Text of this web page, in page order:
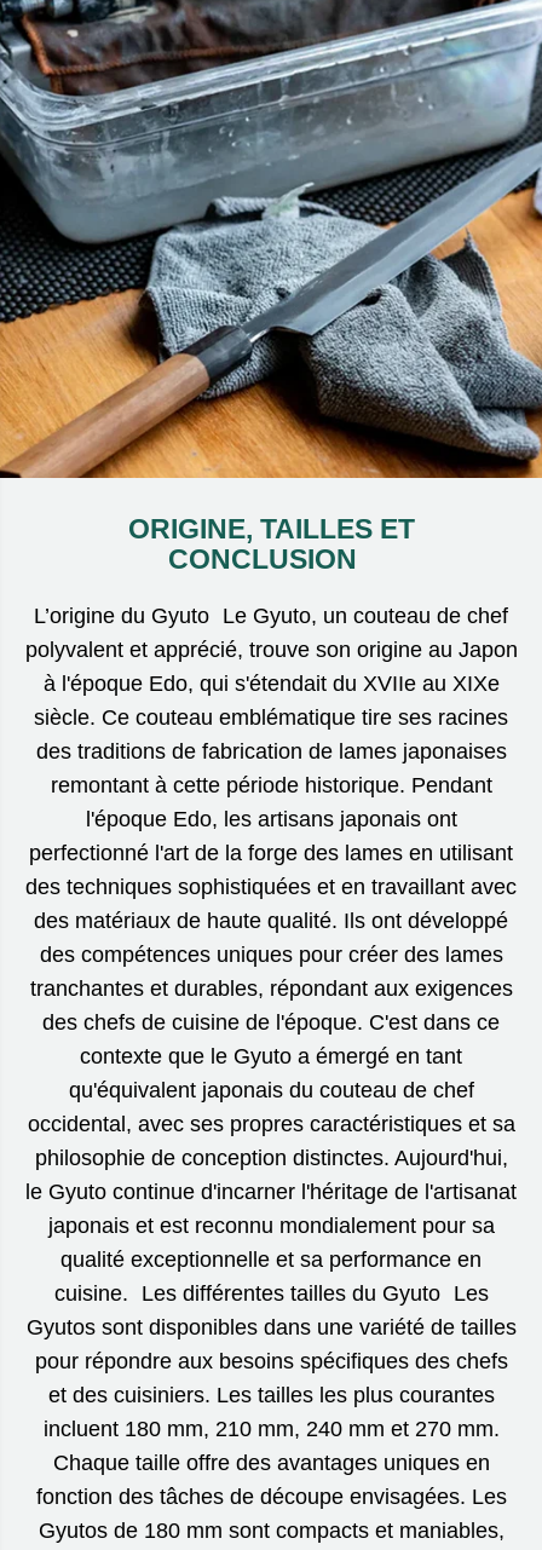
ORIGINE, TAILLES ET
CONCLUSION
L’origine du Gyuto Le Gyuto, un couteau de chef
polyvalent et apprécié, trouve son origine au Japon
à l'époque Edo, qui s'étendait du XVIIe au XIXe
siècle. Ce couteau emblématique tire ses racines
des traditions de fabrication de lames japonaises
remontant à cette période historique. Pendant
l'époque Edo, les artisans japonais ont
perfectionné l'art de la forge des lames en utilisant
des techniques sophistiquées et en travaillant avec
des matériaux de haute qualité. Ils ont développé
des compétences uniques pour créer des lames
tranchantes et durables, répondant aux exigences
des chefs de cuisine de l'époque. C'est dans ce
contexte que le Gyuto a émergé en tant
qu'équivalent japonais du couteau de chef
occidental, avec ses propres caractéristiques et sa
philosophie de conception distinctes. Aujourd'hui,
le Gyuto continue d'incarner l'héritage de l'artisanat
japonais et est reconnu mondialement pour sa
qualité exceptionnelle et sa performance en
cuisine. Les différentes tailles du Gyuto Les
Gyutos sont disponibles dans une variété de tailles
pour répondre aux besoins spécifiques des chefs
et des cuisiniers. Les tailles les plus courantes
incluent 180 mm, 210 mm, 240 mm et 270 mm.
Chaque taille offre des avantages uniques en
fonction des tâches de découpe envisagées. Les
Gyutos de 180 mm sont compacts et maniables,